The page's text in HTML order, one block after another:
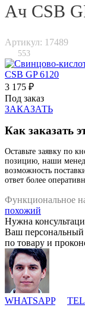
Ач CSB
Артикул: 17489
553
3 175 ₽
Под заказ
ЗАКАЗАТЬ
Как заказать
Оставьте заявку по
позицию, наши
возможность
ответ более
Функциональное
похожий
Нужна
Ваш персональный
по товару и
WHATSAPP